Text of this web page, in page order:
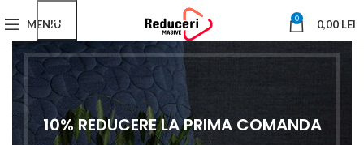
10% REDUCERE LA PRIMA COMANDA
MENIU 0 0,00 LEI
-37%